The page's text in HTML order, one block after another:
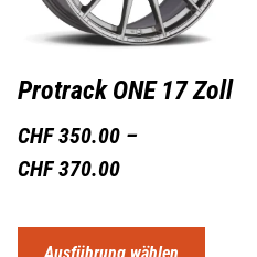
Protrack ONE 17 Zoll
CHF350.00 –
CHF370.00